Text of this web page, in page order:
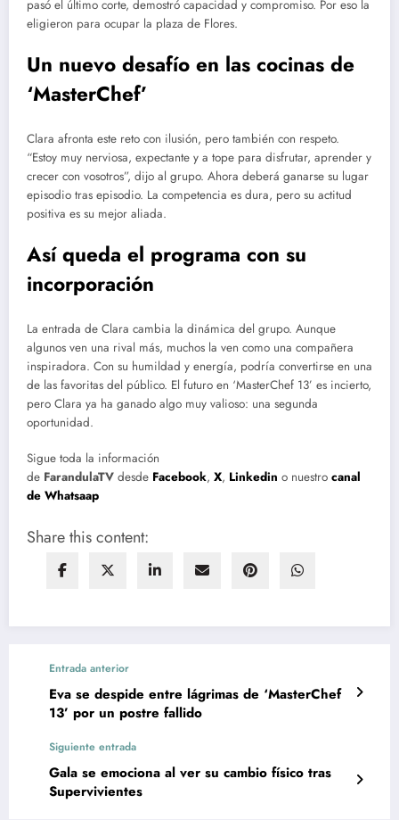
pasó el último corte, demostró capacidad y compromiso. Por eso la
eligieron para ocupar la plaza de Flores.
Un nuevo desafío en las cocinas de
‘MasterChef’
Clara afronta este reto con ilusión, pero también con respeto.
“Estoy muy nerviosa, expectante y a tope para disfrutar, aprender y
crecer con vosotros”, dijo al grupo. Ahora deberá ganarse su lugar
episodio tras episodio. La competencia es dura, pero su actitud
positiva es su mejor aliada.
Así queda el programa con su
incorporación
La entrada de Clara cambia la dinámica del grupo. Aunque
algunos ven una rival más, muchos la ven como una compañera
inspiradora. Con su humildad y energía, podría convertirse en una
de las favoritas del público. El futuro en ‘MasterChef 13’ es incierto,
pero Clara ya ha ganado algo muy valioso: una segunda
oportunidad.
Sigue toda la información
de FarandulaTV desde Facebook, X, Linkedin o nuestro canal
de Whatsaap
Share this content:
Entrada anterior
Eva se despide entre lágrimas de ‘MasterChef
13’ por un postre fallido
Siguiente entrada
Gala se emociona al ver su cambio físico tras
Supervivientes